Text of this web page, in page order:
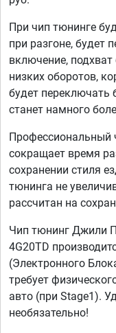
При чип тюнинге
при разгоне, будет
включение,
низких оборотов,
будет переключать
станет намного
Профессиональный
сокращает время
сохранении стиля
тюнинга не
рассчитан на
Чип тюнинг Джили
4G20TD
(Электронного
требует
авто (при Stage1).
необязательно!